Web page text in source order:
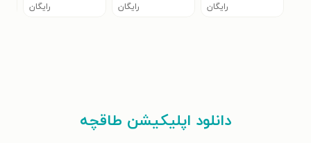
رایگان رایگان رایگان
دانلود اپلیکیشن طاقچه